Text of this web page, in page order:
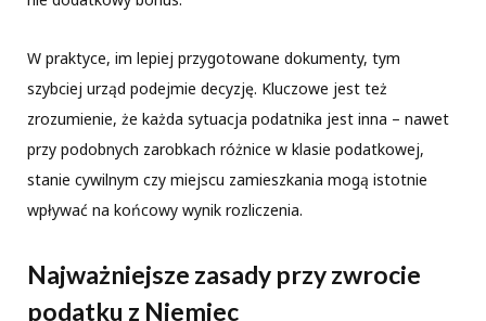
W praktyce, im lepiej przygotowane dokumenty, tym
szybciej urząd podejmie decyzję. Kluczowe jest też
zrozumienie, że każda sytuacja podatnika jest inna – nawet
przy podobnych zarobkach różnice w klasie podatkowej,
stanie cywilnym czy miejscu zamieszkania mogą istotnie
wpływać na końcowy wynik rozliczenia.
Najważniejsze zasady przy zwrocie
podatku z Niemiec